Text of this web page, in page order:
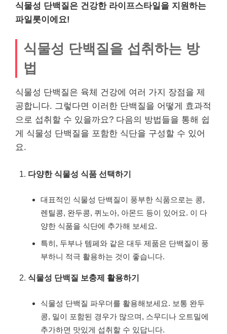
식물성 단백질은 건강한 라이프스타일을 지원하는
파일롯이에요!
식물성 단백질을 섭취하는 방
법
식물성 단백질은 육체 건강에 여러 가지 장점을 제
공합니다. 그렇다면 이러한 단백질을 어떻게 효과적
으로 섭취할 수 있을까요? 다음의 방법들을 통해 쉽
게 식물성 단백질을 포함한 식단을 구성할 수 있어
요.
다양한 식물성 식품 선택하기
대표적인 식물성 단백질이 풍부한 식품으로는 콩,
렌틸콩, 완두콩, 퀴노아, 아몬드 등이 있어요. 이 다
양한 식품을 식단에 추가해 보세요.
특히, 두부나 템페와 같은 대두 제품은 단백질이 풍
부하니 적극 활용하는 것이 좋습니다.
식물성 단백질 보충제 활용하기
식물성 단백질 파우더를 활용해보세요. 보통 완두
콩, 밀이 포함된 경우가 많으며, 스무디나 오트밀에
추가하면 맛있게 섭취할 수 있답니다.